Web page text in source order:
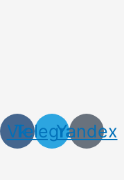
Vk
Telegram
Yandex